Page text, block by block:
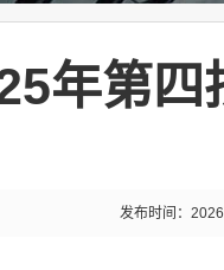
年第
发布时间：